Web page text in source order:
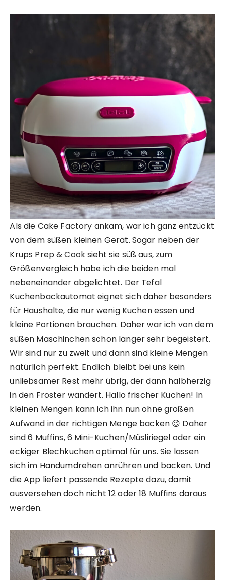
Als die Cake Factory ankam, war ich ganz entzückt
von dem süßen kleinen Gerät. Sogar neben der
Krups Prep & Cook sieht sie süß aus, zum
Größenvergleich habe ich die beiden mal
nebeneinander abgelichtet. Der Tefal
Kuchenbackautomat eignet sich daher besonders
für Haushalte, die nur wenig Kuchen essen und
kleine Portionen brauchen. Daher war ich von dem
süßen Maschinchen schon länger sehr begeistert.
Wir sind nur zu zweit und dann sind kleine Mengen
natürlich perfekt. Endlich bleibt bei uns kein
unliebsamer Rest mehr übrig, der dann halbherzig
in den Froster wandert. Hallo frischer Kuchen! In
kleinen Mengen kann ich ihn nun ohne großen
Aufwand in der richtigen Menge backen 😉 Daher
sind 6 Muffins, 6 Mini-Kuchen/Müsliriegel oder ein
eckiger Blechkuchen optimal für uns. Sie lassen
sich im Handumdrehen anrühren und backen. Und
die App liefert passende Rezepte dazu, damit
ausversehen doch nicht 12 oder 18 Muffins daraus
werden.